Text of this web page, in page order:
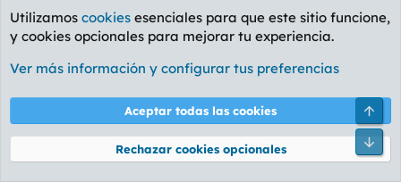
uncle meat fobia a coños y tetas
uncle meat porculizado con ansiedad
uncle meat victima homofobia y sucnorfobia
Enlace
Utilizamos cookies esenciales para que este sitio funcione,
y cookies opcionales para mejorar tu experiencia.
Ver más información y configurar tus preferencias
Aceptar todas las cookies
Rechazar cookies opcionales
Pie